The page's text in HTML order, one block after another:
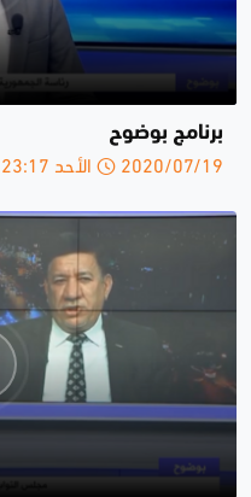
برنامج بوضوح
2020/07/19 الأحد 23:17 م